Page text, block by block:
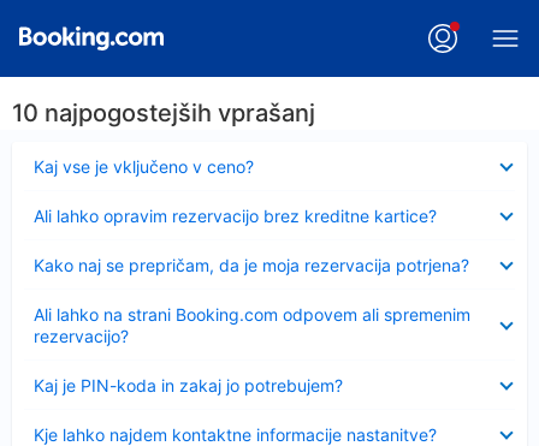
10 najpogostejših vprašanj
Kaj vse je vključeno v ceno?
Ali lahko opravim rezervacijo brez kreditne kartice?
Kako naj se prepričam, da je moja rezervacija potrjena?
Ali lahko na strani Booking.com odpovem ali spremenim
rezervacijo?
Kaj je PIN-koda in zakaj jo potrebujem?
Kje lahko najdem kontaktne informacije nastanitve?